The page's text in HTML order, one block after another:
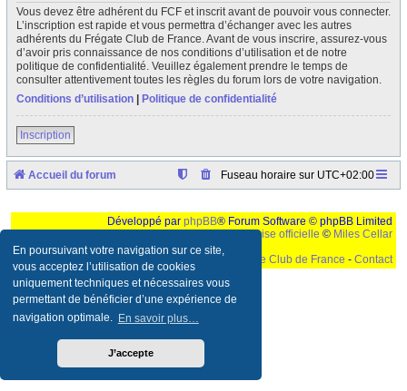
En poursuivant votre navigation sur ce site,
vous acceptez l’utilisation de cookies
uniquement techniques et nécessaires vous
permettant de bénéficier d’une expérience de
navigation optimale. En savoir plus…
J’accepte
Vous devez être adhérent du FCF et inscrit avant de pouvoir vous connecter.
L’inscription est rapide et vous permettra d’échanger avec les autres
adhérents du Frégate Club de France. Avant de vous inscrire, assurez-vous
d’avoir pris connaissance de nos conditions d’utilisation et de notre
politique de confidentialité. Veuillez également prendre le temps de
consulter attentivement toutes les règles du forum lors de votre navigation.
Conditions d’utilisation
Politique de confidentialité
Inscription
Accueil du forum Fuseau horaire sur UTC+02:00
Développé par phpBB® Forum Software © phpBB Limited
Traduction française officielle © Miles Cellar
Le Frégate Club de France - Contact
Ceci est un texte de remplissage qui n'a pour but que forcer l'elargissement de la div page...
Ben oui, quand on veut pas d'un "site optimise pour une resolution de 1024x768 et
parametres d'affichage pas defaut de votre navigateur" faut bien trouver des paliatifs !